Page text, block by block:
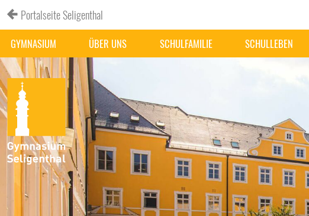
Portalseite Seligenthal
GYMNASIUM ÜBER UNS SCHULFAMILIE SCHULLEBEN